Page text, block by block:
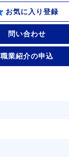
お気に入り登録
問い合わせ
職業紹介の申込